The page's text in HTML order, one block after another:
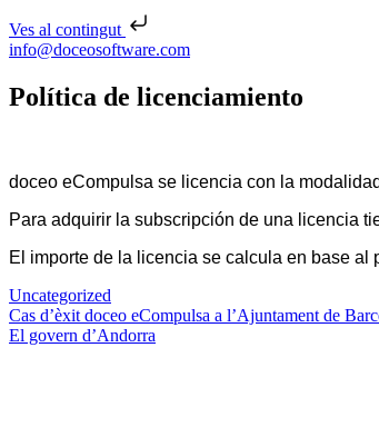
Ves al contingut
Skip to content
info@doceosoftware.com
Navegació d'entrades
Política de licenciamiento
doceo eCompulsa se licencia con la
Para adquirir la subscripción de una licencia
El importe de la licencia se calcula en base
Uncategorized
Navegació d'entrades
Cas d’èxit doceo eCompulsa a l’Ajuntament de
El govern d’Andorra